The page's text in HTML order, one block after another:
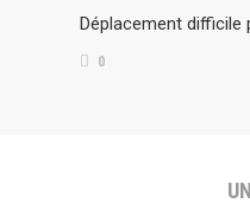
Déplacement difficile
0